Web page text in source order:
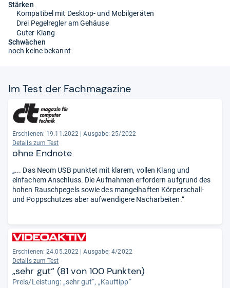
Stärken
Kompatibel mit Desktop- und Mobilgeräten
Drei Pegelregler am Gehäuse
Guter Klang
Schwächen
noch keine bekannt
Im Test der Fach­ma­ga­zine
Erschienen: 19.11.2022
Ausgabe: 25/2022
Details zum Test
ohne Endnote
„... Das Neom USB punktet mit klarem, vollen Klang und
einfachem Anschluss. Die Aufnahmen erfordern aufgrund des
hohen Rauschpegels sowie des mangelhaften Körperschall-
und Poppschutzes aber aufwendigere Nacharbeiten.“
Erschienen: 24.05.2022
Ausgabe: 4/2022
Details zum Test
„sehr gut“ (81 von 100 Punkten)
Preis/Leistung: „sehr gut“, „Kauftipp“